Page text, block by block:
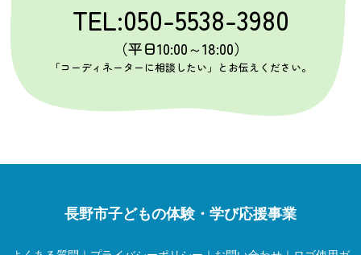
TEL:050-5538-3980
（平日10:00～18:00）
「コーディネーターに相談したい」とお伝えください。
長野市子どもの体験・学び応援事業